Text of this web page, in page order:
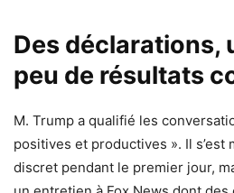
Des déclarations,
peu de résultats
M. Trump a qualifié les
positives et productives ». Il
discret pendant le premier jour,